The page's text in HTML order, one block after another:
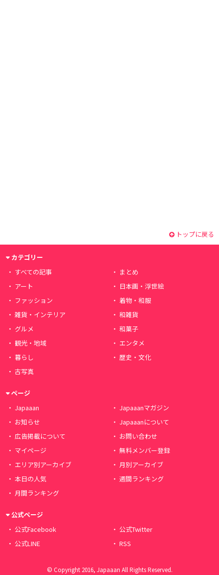
トップに戻る
カテゴリー
すべての記事
まとめ
アート
日本画・浮世絵
ファッション
着物・和服
雑貨・インテリア
和雑貨
グルメ
和菓子
観光・地域
エンタメ
暮らし
歴史・文化
古写真
ページ
Japaaan
Japaaanマガジン
お知らせ
Japaaanについて
広告掲載について
お問い合わせ
マイページ
無料メンバー登録
エリア別アーカイブ
月別アーカイブ
本日の人気
週間ランキング
月間ランキング
公式ページ
公式Facebook
公式Twitter
公式LINE
RSS
© Copyright 2016, Japaaan All Rights Reserved.